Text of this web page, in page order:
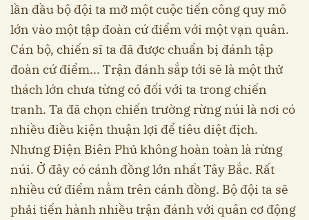
lần đầu bộ đội ta mở một cuộc tiến công quy mô
lớn vào một tập đoàn cứ điểm với một vạn quân.
Cán bộ, chiến sĩ ta đã được chuẩn bị đánh tập
đoàn cứ điểm... Trận đánh sắp tới sẽ là một thử
thách lớn chưa từng có đối với ta trong chiến
tranh. Ta đã chọn chiến trường rừng núi là nơi có
nhiều điều kiện thuận lợi để tiêu diệt địch.
Nhưng Điện Biên Phủ không hoàn toàn là rừng
núi. Ở đây có cánh đồng lớn nhất Tây Bắc. Rất
nhiều cứ điểm nằm trên cánh đồng. Bộ đội ta sẽ
phải tiến hành nhiều trận đánh với quân cơ động